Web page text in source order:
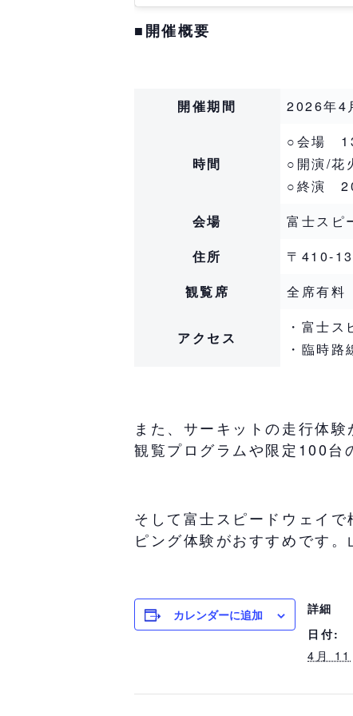
■開催概要
開催期間 2026年4
時間
○会場
○開演/
○終演
会場
富士スピ
住所
〒410-
観覧席
全席有料
アクセス
・富士
・臨時路
また、サーキットの走行体
観覧プログラムや限定100台
そして富士スピードウェイ
ピング体験がおすすめです
カレンダーに追加
詳細
日付:
4月 11